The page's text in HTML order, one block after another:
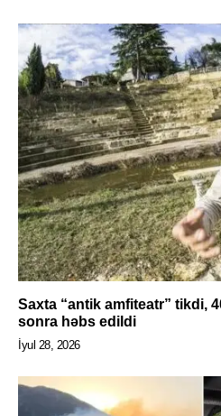
Saxta “antik amfiteatr” tikdi,
sonra həbs edildi
İyul 28, 2026